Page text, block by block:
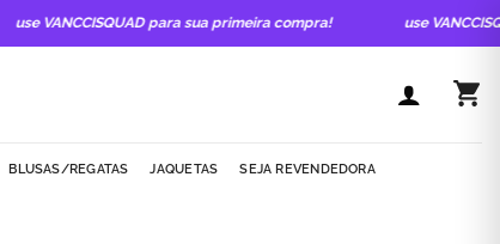
use VANCCISQUAD para sua primeira compra! use
BLUSAS/REGATAS JAQUETAS SEJA REVENDEDORA